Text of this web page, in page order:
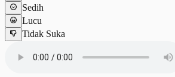
Sedih
Lucu
Tidak Suka